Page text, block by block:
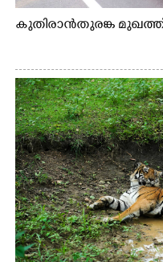
കുതിരാൻതുരങ്ക